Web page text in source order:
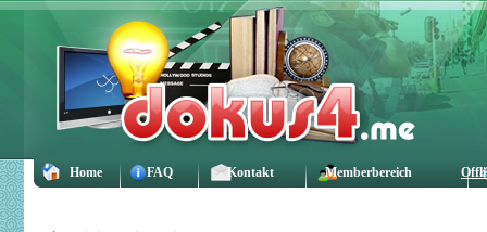
Home FAQ Kontakt Memberbereich